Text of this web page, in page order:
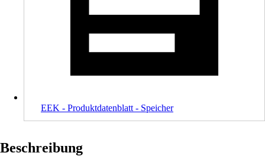
EEK - Produktdatenblatt - Speicher
Beschreibung